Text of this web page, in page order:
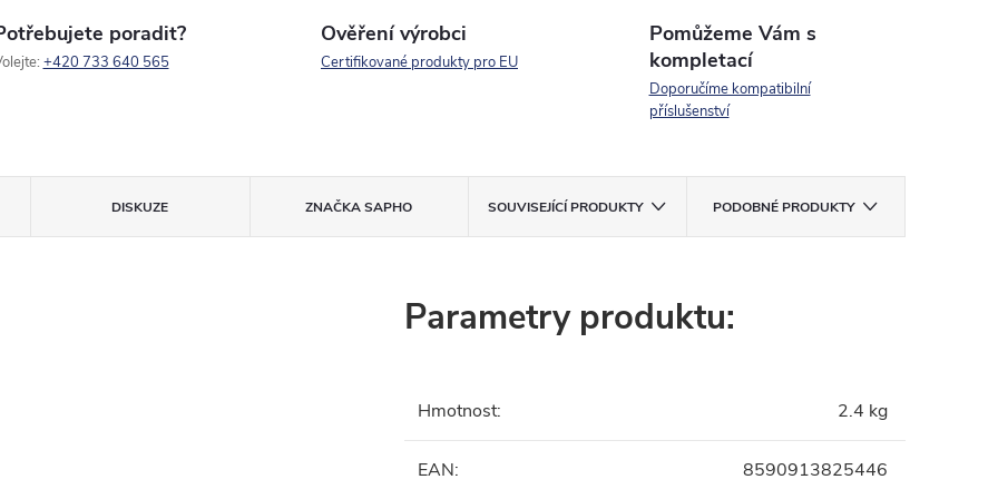
poradit?
+420 733 640 565
Ověření výrobci
Certifikované produkty pro EU
Pomůžeme Vám s
kompletací
Doporučíme kompatibilní
příslušenství
DISKUZE ZNAČKASAPHO SOUVISEJÍCÍ PRODUKTY PODOBNÉ PRODUKTY
Parametry produktu:
Hmotnost: 2.4 kg
EAN: 8590913825446